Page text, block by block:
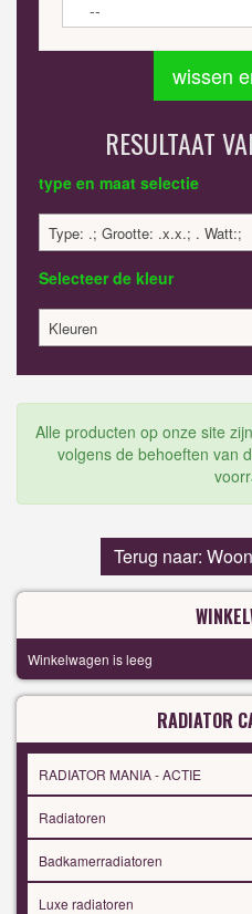
wissen
RESULTAAT
type en maat selectie
Type: .; Grootte: .x.x.; . Watt:;
Selecteer de kleur
Kleuren
Alle producten op onze site
volgens de behoeften van
Terug naar:
Winkelwagen is leeg
RADIATOR
RADIATOR MANIA - ACTIE
Radiatoren
Badkamerradiatoren
Luxe radiatoren